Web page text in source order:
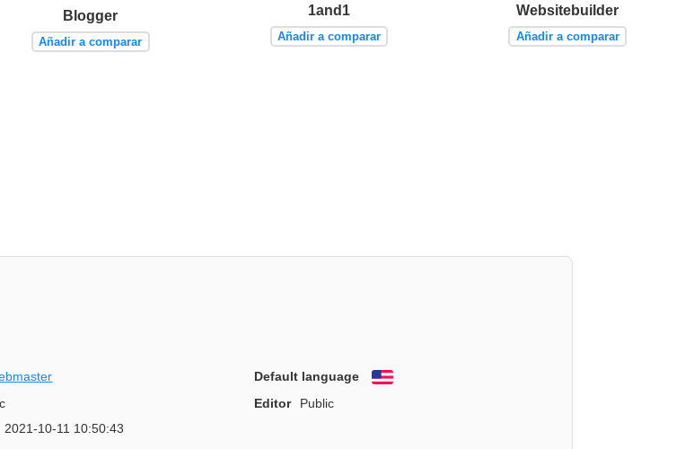
Blogger
Añadir a comparar
1and1
Añadir a comparar
Websitebuilder
Añadir a comparar
Default language
English
Editor
Public
2021-10-11 10:50:43